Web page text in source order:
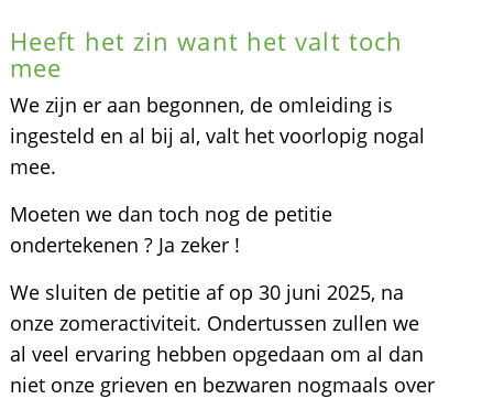
Heeft het zin want het valt toch
mee
We zijn er aan begonnen, de omleiding is
ingesteld en al bij al, valt het voorlopig nogal
mee.
Moeten we dan toch nog de petitie
ondertekenen ? Ja zeker !
We sluiten de petitie af op 30 juni 2025, na
onze zomeractiviteit. Ondertussen zullen we
al veel ervaring hebben opgedaan om al dan
niet onze grieven en bezwaren nogmaals over